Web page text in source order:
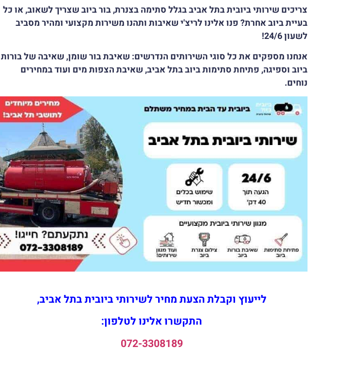
צריכים שירותי ביובית בתל אביב בגלל סתימה בצנרת, בור ביוב שצריך לשאוב, או כל
בעיית ביוב אחרת? פנו אלינו לריצ'י שאיבות ותהנו משירות מקצועי ומהיר מסביב
לשעון 24/6!
אנחנו מספקים את כל סוגי השירותים הנדרשים: שאיבת בור שומן, שאיבה של בורות
ביוב וספיגה, פתיחת סתימות ביוב בתל אביב, שאיבת הצפות מים ועוד במחירים
נוחים.
לייעוץ וקבלת הצעת מחיר לשירותי ביובית בתל אביב,
התקשרו אלינו לטלפון:
072-3308189